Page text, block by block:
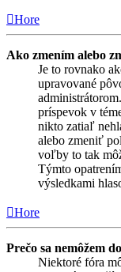
Hore
Ako zmením alebo
Je to rovnako
upravované
príspevok v
nikto zatiaľ
alebo zmeniť
voľby to tak
Týmto
výsledkami
Hore
Prečo sa nemôžem
Niektoré fóra